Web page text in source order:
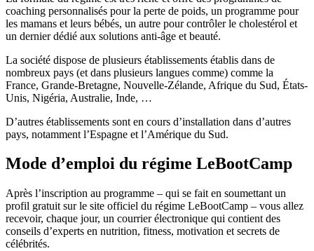
coaching personnalisés pour la perte de poids, un programme pour
les mamans et leurs bébés, un autre pour contrôler le cholestérol et
un dernier dédié aux solutions anti-âge et beauté.
La société dispose de plusieurs établissements établis dans de
nombreux pays (et dans plusieurs langues comme) comme la
France, Grande-Bretagne, Nouvelle-Zélande, Afrique du Sud, États-
Unis, Nigéria, Australie, Inde, …
D’autres établissements sont en cours d’installation dans d’autres
pays, notamment l’Espagne et l’Amérique du Sud.
Mode d’emploi du régime LeBootCamp
Après l’inscription au programme – qui se fait en soumettant un
profil gratuit sur le site officiel du régime LeBootCamp – vous allez
recevoir, chaque jour, un courrier électronique qui contient des
conseils d’experts en nutrition, fitness, motivation et secrets de
célébrités.